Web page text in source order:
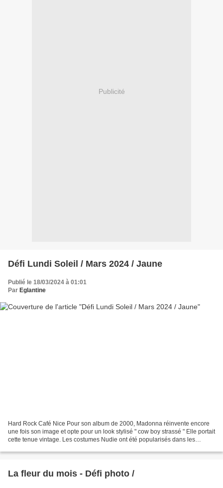
Publicité
Défi Lundi Soleil / Mars 2024 / Jaune
Publié le 18/03/2024 à 01:01
Par Eglantine
Hard Rock Café Nice Pour son album de 2000, Madonna réinvente encore
une fois son image et opte pour un look stylisé " cow boy strassé " Elle portait
cette tenue vintage. Les costumes Nudie ont été popularisés dans les
La fleur du mois - Défi photo /